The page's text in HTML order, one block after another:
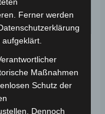
VM4
optimale
du hier:
Ferner werden
Maßnahmen
Schutz der
Dennoch